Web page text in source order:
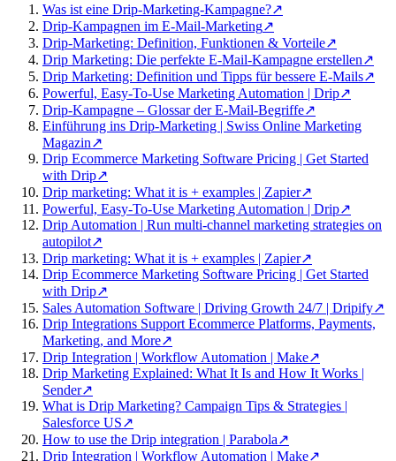
Was ist eine Drip-Marketing-Kampagne?↗
Drip-Kampagnen im E-Mail-Marketing↗
Drip-Marketing: Definition, Funktionen & Vorteile↗
Drip Marketing: Die perfekte E-Mail-Kampagne erstellen↗
Drip Marketing: Definition und Tipps für bessere E-Mails↗
Powerful, Easy-To-Use Marketing Automation | Drip↗
Drip-Kampagne – Glossar der E-Mail-Begriffe↗
Einführung ins Drip-Marketing | Swiss Online Marketing
Magazin↗
Drip Ecommerce Marketing Software Pricing | Get Started
with Drip↗
Drip marketing: What it is + examples | Zapier↗
Powerful, Easy-To-Use Marketing Automation | Drip↗
Drip Automation | Run multi-channel marketing strategies on
autopilot↗
Drip marketing: What it is + examples | Zapier↗
Drip Ecommerce Marketing Software Pricing | Get Started
with Drip↗
Sales Automation Software | Driving Growth 24/7 | Dripify↗
Drip Integrations Support Ecommerce Platforms, Payments,
Marketing, and More↗
Drip Integration | Workflow Automation | Make↗
Drip Marketing Explained: What It Is and How It Works |
Sender↗
What is Drip Marketing? Campaign Tips & Strategies |
Salesforce US↗
How to use the Drip integration | Parabola↗
Drip Integration | Workflow Automation | Make↗